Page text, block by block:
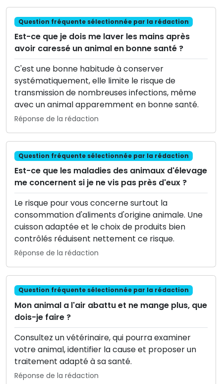
Question fréquente sélectionnée par la rédaction
Est-ce que je dois me laver les mains après
avoir caressé un animal en bonne santé ?
C'est une bonne habitude à conserver
systématiquement, elle limite le risque de
transmission de nombreuses infections, même
avec un animal apparemment en bonne santé.
Réponse de la rédaction
Question fréquente sélectionnée par la rédaction
Est-ce que les maladies des animaux d'élevage
me concernent si je ne vis pas près d'eux ?
Le risque pour vous concerne surtout la
consommation d'aliments d'origine animale. Une
cuisson adaptée et le choix de produits bien
contrôlés réduisent nettement ce risque.
Réponse de la rédaction
Question fréquente sélectionnée par la rédaction
Mon animal a l'air abattu et ne mange plus, que
dois-je faire ?
Consultez un vétérinaire, qui pourra examiner
votre animal, identifier la cause et proposer un
traitement adapté à sa santé.
Réponse de la rédaction